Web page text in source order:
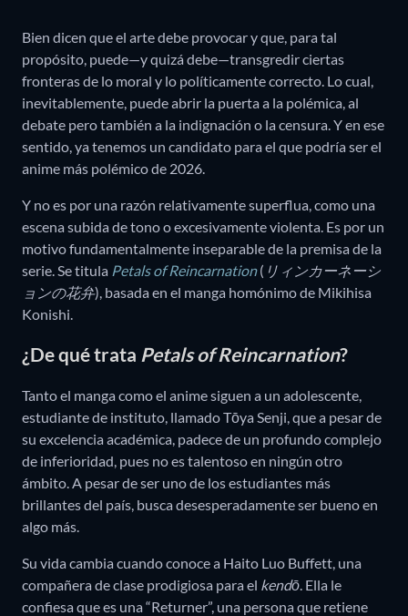
Bien dicen que el arte debe provocar y que, para tal
propósito, puede—y quizá debe—transgredir ciertas
fronteras de lo moral y lo políticamente correcto. Lo cual,
inevitablemente, puede abrir la puerta a la polémica, al
debate pero también a la indignación o la censura. Y en ese
sentido, ya tenemos un candidato para el que podría ser el
anime más polémico de 2026.
Y no es por una razón relativamente superflua, como una
escena subida de tono o excesivamente violenta. Es por un
motivo fundamentalmente inseparable de la premisa de la
serie. Se titula Petals of Reincarnation( リィンカーネーシ
ョンの花弁), basada en el manga homónimo de Mikihisa
Konishi.
¿De qué trata Petals of Reincarnation?
Tanto el manga como el anime siguen a un adolescente,
estudiante de instituto, llamado Tōya Senji, que a pesar de
su excelencia académica, padece de un profundo complejo
de inferioridad, pues no es talentoso en ningún otro
ámbito. A pesar de ser uno de los estudiantes más
brillantes del país, busca desesperadamente ser bueno en
algo más.
Su vida cambia cuando conoce a Haito Luo Buffett, una
compañera de clase prodigiosa para el kendō . Ella le
confiesa que es una “Returner”, una persona que retiene